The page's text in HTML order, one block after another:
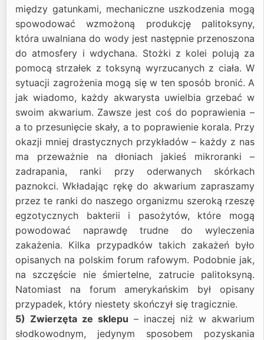
między gatunkami, mechaniczne uszkodzenia mogą
spowodować wzmożoną produkcję palitoksyny,
która uwalniana do wody jest następnie przenoszona
do atmosfery i wdychana. Stożki z kolei polują za
pomocą strzałek z toksyną wyrzucanych z ciała. W
sytuacji zagrożenia mogą się w ten sposób bronić. A
jak wiadomo, każdy akwarysta uwielbia grzebać w
swoim akwarium. Zawsze jest coś do poprawienia –
a to przesunięcie skały, a to poprawienie korala. Przy
okazji mniej drastycznych przykładów – każdy z nas
ma przeważnie na dłoniach jakieś mikroranki –
zadrapania, ranki przy oderwanych skórkach
paznokci. Wkładając rękę do akwarium zapraszamy
przez te ranki do naszego organizmu szeroką rzeszę
egzotycznych bakterii i pasożytów, które mogą
powodować naprawdę trudne do wyleczenia
zakażenia. Kilka przypadków takich zakażeń było
opisanych na polskim forum rafowym. Podobnie jak,
na szczęście nie śmiertelne, zatrucie palitoksyną.
Natomiast na forum amerykańskim był opisany
przypadek, który niestety skończył się tragicznie.
5) Zwierzęta ze sklepu – inaczej niż w akwarium
słodkowodnym, jedynym sposobem pozyskania